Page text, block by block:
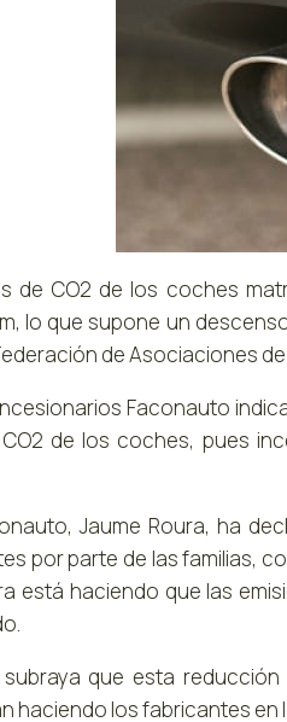
de CO2 de los coches
lo que supone un
de Asociaciones
Faconauto
de los coches, pues
Jaume Roura, ha
por parte de las familias,
está haciendo que las
que esta
haciendo los fabricantes en